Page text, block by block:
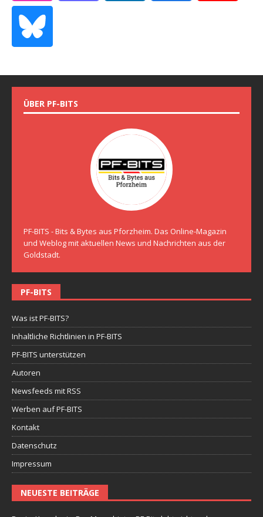
ÜBER PF-BITS
PF-BITS - Bits & Bytes aus Pforzheim. Das Online-Magazin
und Weblog mit aktuellen News und Nachrichten aus der
Goldstadt.
PF-BITS
Was ist PF-BITS?
Inhaltliche Richtlinien in PF-BITS
PF-BITS unterstützen
Autoren
Newsfeeds mit RSS
Werben auf PF-BITS
Kontakt
Datenschutz
Impressum
NEUESTE BEITRÄGE